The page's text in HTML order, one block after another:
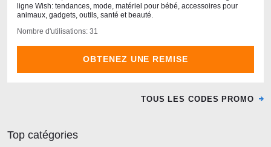
ligne Wish: tendances, mode, matériel pour bébé, accessoires pour
animaux, gadgets, outils, santé et beauté.
Nombre d'utilisations: 31
OBTENEZ UNE REMISE
TOUS LES CODES PROMO
Top catégories